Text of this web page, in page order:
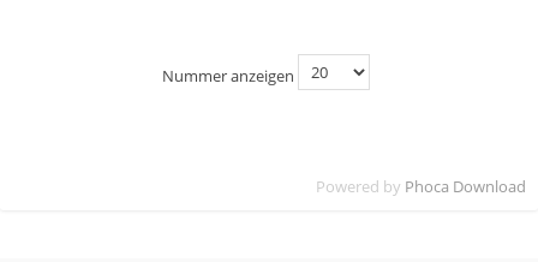
Nummer anzeigen
Powered by Phoca Download